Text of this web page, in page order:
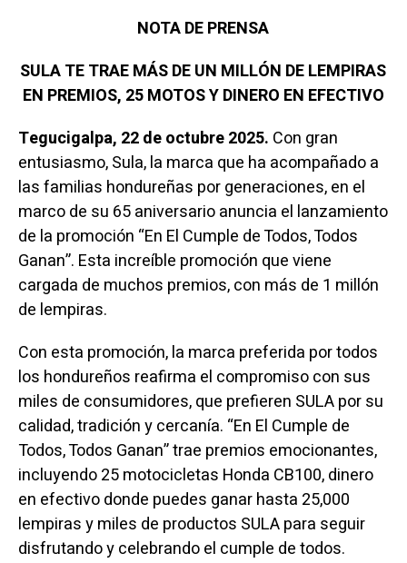
NOTA DE PRENSA
SULA TE TRAE MÁS DE UN MILLÓN DE LEMPIRAS
EN PREMIOS, 25 MOTOS Y DINERO EN EFECTIVO
Tegucigalpa, 22 de octubre 2025. Con gran
entusiasmo, Sula, la marca que ha acompañado a
las familias hondureñas por generaciones, en el
marco de su 65 aniversario anuncia el lanzamiento
de la promoción “En El Cumple de Todos, Todos
Ganan”. Esta increíble promoción que viene
cargada de muchos premios, con más de 1 millón
de lempiras.
Con esta promoción, la marca preferida por todos
los hondureños reafirma el compromiso con sus
miles de consumidores, que prefieren SULA por su
calidad, tradición y cercanía. “En El Cumple de
Todos, Todos Ganan” trae premios emocionantes,
incluyendo 25 motocicletas Honda CB100, dinero
en efectivo donde puedes ganar hasta 25,000
lempiras y miles de productos SULA para seguir
disfrutando y celebrando el cumple de todos.